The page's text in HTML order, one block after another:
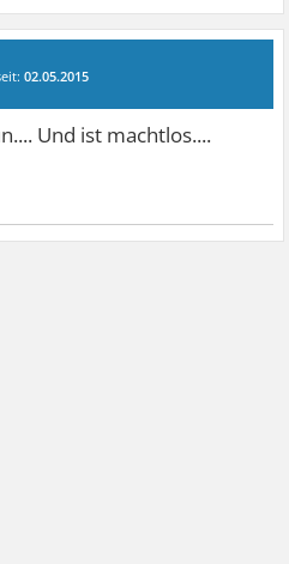
02.05.2015
Und ist machtlos....